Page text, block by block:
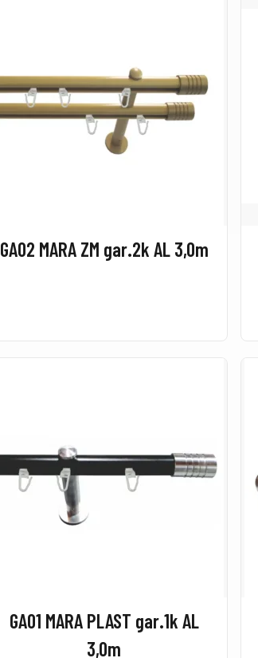
GA02 MARA ZM gar.2k AL 3,0m
GA01 MARA PLAST gar.1k AL
3,0m